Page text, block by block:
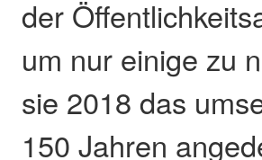
der
um nur einige zu
sie 2018 das
150 Jahren